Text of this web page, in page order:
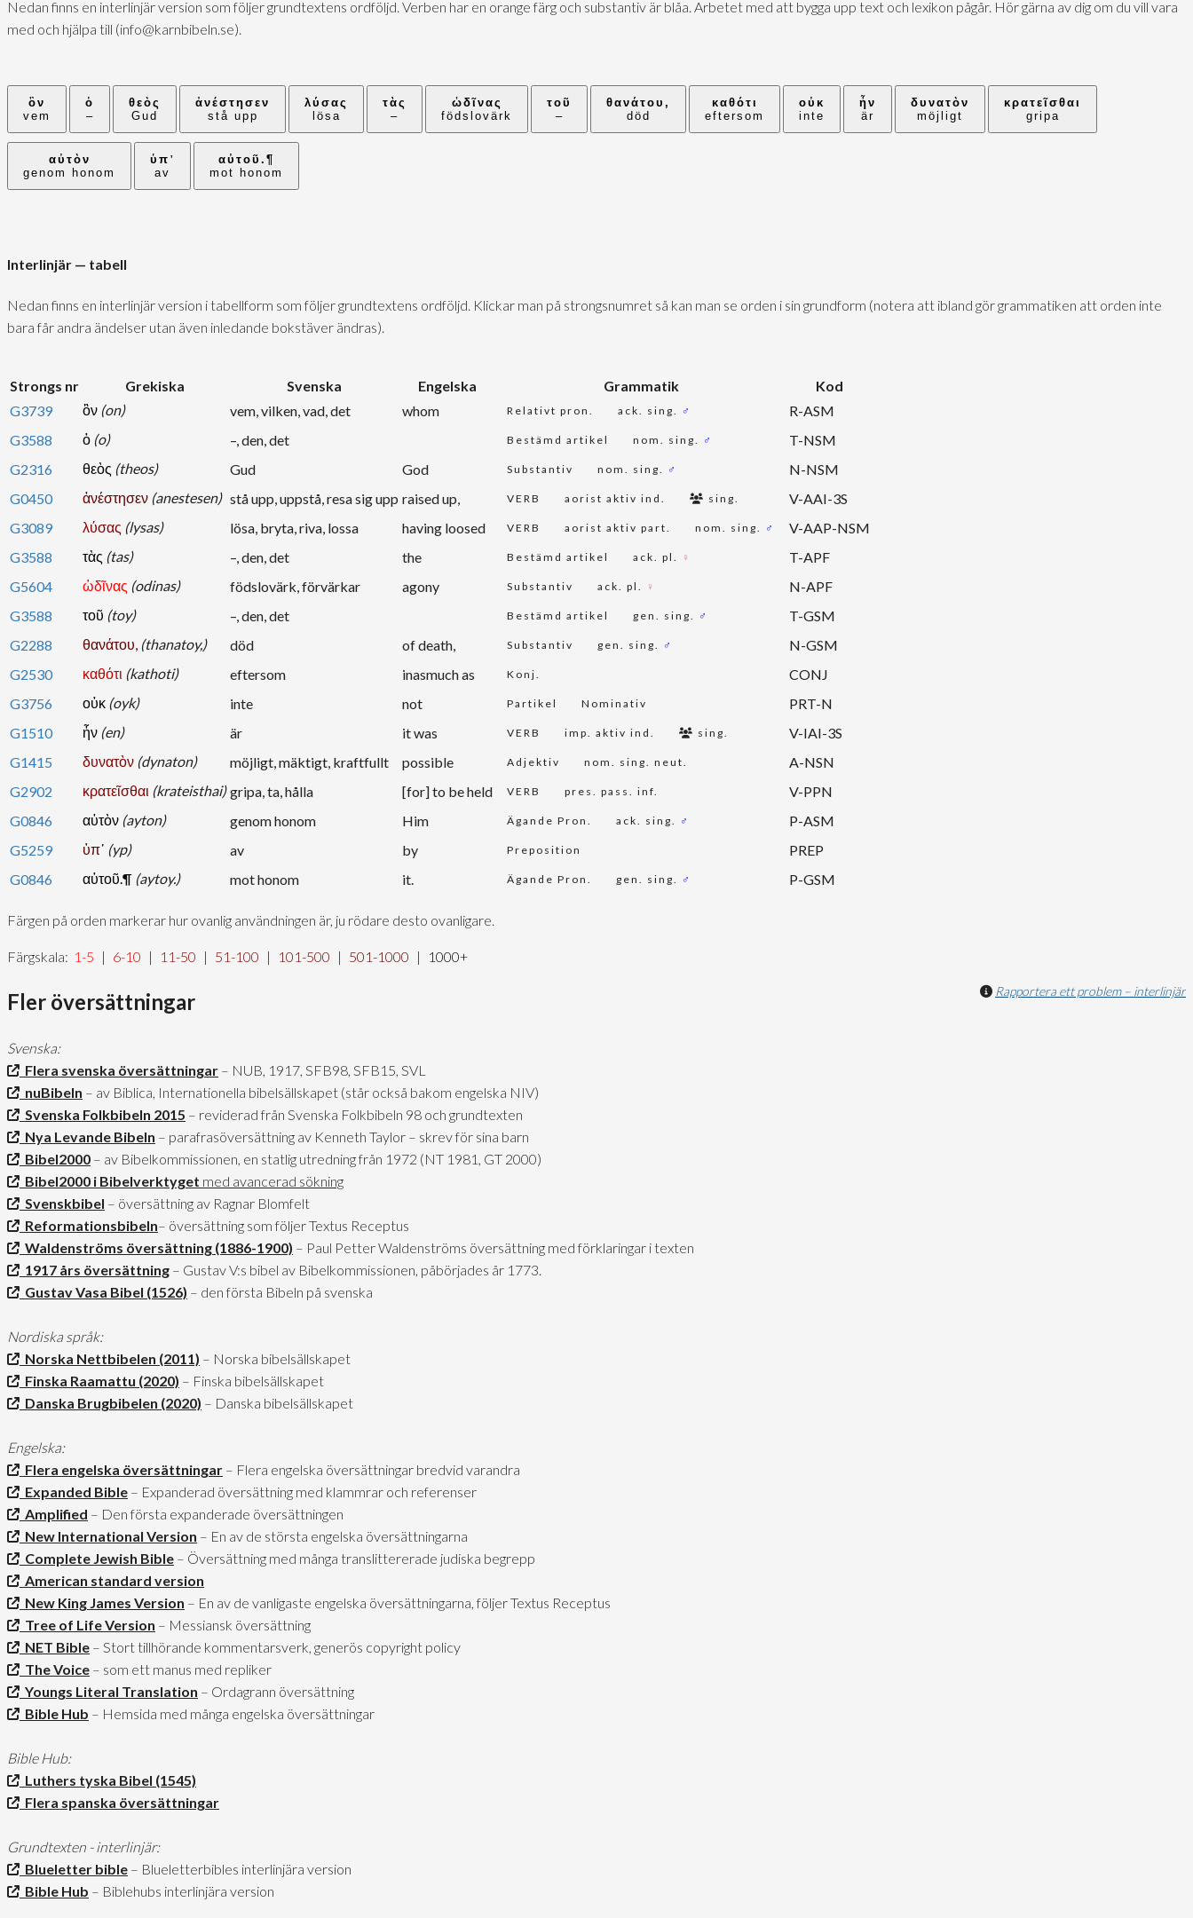
Nedan finns en interlinjär version som följer grundtextens ordföljd. Verben har en orange färg och substantiv är blåa. Arbetet med att bygga upp text och lexikon pågår. Hör gärna av dig om du vill vara
med och hjälpa till (info@karnbibeln.se).
ὃν
vem
ὁ
–
θεὸς
Gud
ἀνέστησεν
stå upp
λύσας
lösa
τὰς
–
ὠδῖνας
födslovärk
τοῦ
–
θανάτου,
död
καθότι
eftersom
οὐκ
inte
ἦν
är
δυνατὸν
möjligt
κρατεῖσθαι
gripa
αὐτὸν
genom honom
ὑπ᾽
av
αὐτοῦ.¶
mot honom
Interlinjär — tabell
Nedan finns en interlinjär version i tabellform som följer grundtextens ordföljd. Klickar man på strongsnumret så kan man se orden i sin grundform (notera att ibland gör grammatiken att orden inte
bara får andra ändelser utan även inledande bokstäver ändras).
Strongs nr Grekiska Svenska Engelska Grammatik
Kod
G3739
ὃν (on) vem, vilken, vad, det whom Relativt pron. ack. sing. ♂
R-ASM
G3588
ὁ (o) –, den, det Bestämd artikel nom. sing. ♂
T-NSM
G2316
θεὸς (theos) Gud God Substantiv nom. sing. ♂
N-NSM
G0450
ἀνέστησεν (anestesen) stå upp, uppstå, resa sig upp raised up, VERB aorist aktiv ind. sing.
V-AAI-3S
G3089
λύσας (lysas) lösa, bryta, riva, lossa having loosed VERB aorist aktiv part. nom. sing. ♂
V-AAP-NSM
G3588
τὰς (tas) –, den, det the Bestämd artikel ack. pl. ♀
T-APF
G5604
ὠδῖνας (odinas) födslovärk, förvärkar agony Substantiv ack. pl. ♀
N-APF
G3588
τοῦ (toy) –, den, det Bestämd artikel gen. sing. ♂
T-GSM
G2288
θανάτου, (thanatoy,) död of death, Substantiv gen. sing. ♂
N-GSM
G2530
καθότι (kathoti) eftersom inasmuch as Konj.
CONJ
G3756
οὐκ (oyk) inte not Partikel Nominativ
PRT-N
G1510
ἦν (en) är it was VERB imp. aktiv ind. sing.
V-IAI-3S
G1415
δυνατὸν (dynaton) möjligt, mäktigt, kraftfullt possible Adjektiv nom. sing. neut.
A-NSN
G2902
κρατεῖσθαι (krateisthai) gripa, ta, hålla [for] to be held VERB pres. pass. inf.
V-PPN
G0846
αὐτὸν (ayton) genom honom Him Ägande Pron. ack. sing. ♂
P-ASM
G5259
ὑπ᾽ (yp) av by Preposition
PREP
G0846
αὐτοῦ.¶ (aytoy.) mot honom it. Ägande Pron. gen. sing. ♂ P-GSM
Färgen på orden markerar hur ovanlig användningen är, ju rödare desto ovanligare.
Färgskala: 1-5 | 6-10 | 11-50 | 51-100 | 101-500 | 501-1000 | 1000+
Rapportera ett problem – interlinjär
Fler översättningar
Svenska:
Flera svenska översättningar – NUB, 1917, SFB98, SFB15, SVL
nuBibeln – av Biblica, Internationella bibelsällskapet (står också bakom engelska NIV)
Svenska Folkbibeln 2015 – reviderad från Svenska Folkbibeln 98 och grundtexten
Nya Levande Bibeln – parafrasöversättning av Kenneth Taylor – skrev för sina barn
Bibel2000 – av Bibelkommissionen, en statlig utredning från 1972 (NT 1981, GT 2000)
Bibel2000 i Bibelverktyget med avancerad sökning
Svenskbibel – översättning av Ragnar Blomfelt
Reformationsbibeln– översättning som följer Textus Receptus
Waldenströms översättning (1886-1900) – Paul Petter Waldenströms översättning med förklaringar i texten
1917 års översättning – Gustav V:s bibel av Bibelkommissionen, påbörjades år 1773.
Gustav Vasa Bibel (1526) – den första Bibeln på svenska
Nordiska språk:
Norska Nettbibelen (2011) – Norska bibelsällskapet
Finska Raamattu (2020) – Finska bibelsällskapet
Danska Brugbibelen (2020) – Danska bibelsällskapet
Engelska:
Flera engelska översättningar – Flera engelska översättningar bredvid varandra
Expanded Bible – Expanderad översättning med klammrar och referenser
Amplified – Den första expanderade översättningen
New International Version – En av de största engelska översättningarna
Complete Jewish Bible – Översättning med många translittererade judiska begrepp
American standard version
New King James Version – En av de vanligaste engelska översättningarna, följer Textus Receptus
Tree of Life Version – Messiansk översättning
NET Bible – Stort tillhörande kommentarsverk, generös copyright policy
The Voice – som ett manus med repliker
Youngs Literal Translation – Ordagrann översättning
Bible Hub – Hemsida med många engelska översättningar
Bible Hub:
Luthers tyska Bibel (1545)
Flera spanska översättningar
Grundtexten - interlinjär:
Blueletter bible – Blueletterbibles interlinjära version
Bible Hub – Biblehubs interlinjära version